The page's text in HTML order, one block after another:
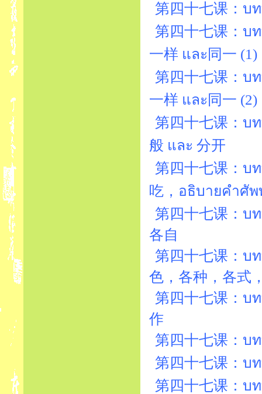
第四十七课：บ
第四十七课：บ
一样 และ同一 (1)
第四十七课：บ
一样 และ同一 (2)
第四十七课：บ
般 และ 分开
第四十七课：บ
吃，อธิบายคำศัพ
第四十七课：บ
各自
第四十七课：บ
色，各种，各式
第四十七课：บ
作
第四十七课：บ
第四十七课：บ
第四十七课：บ